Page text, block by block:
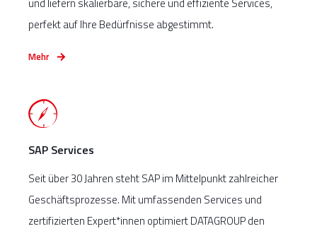
perfekt auf Ihre Bedürfnisse abgestimmt.
Mehr
SAP Services
Seit über 30 Jahren steht SAP im Mittelpunkt zahlreicher
Geschäftsprozesse. Mit umfassenden Services und
zertifizierten Expert*innen optimiert DATAGROUP den